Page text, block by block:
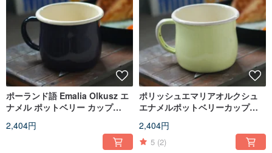
ポーランド語 Emalia Olkusz エ
ナメル ポットベリー カップ
(FDN000491)
2,404円
ポリッシュエマリアオルクシュ
エナメルポットベリーカップ
（FDN000490）
2,404円
5 (2)